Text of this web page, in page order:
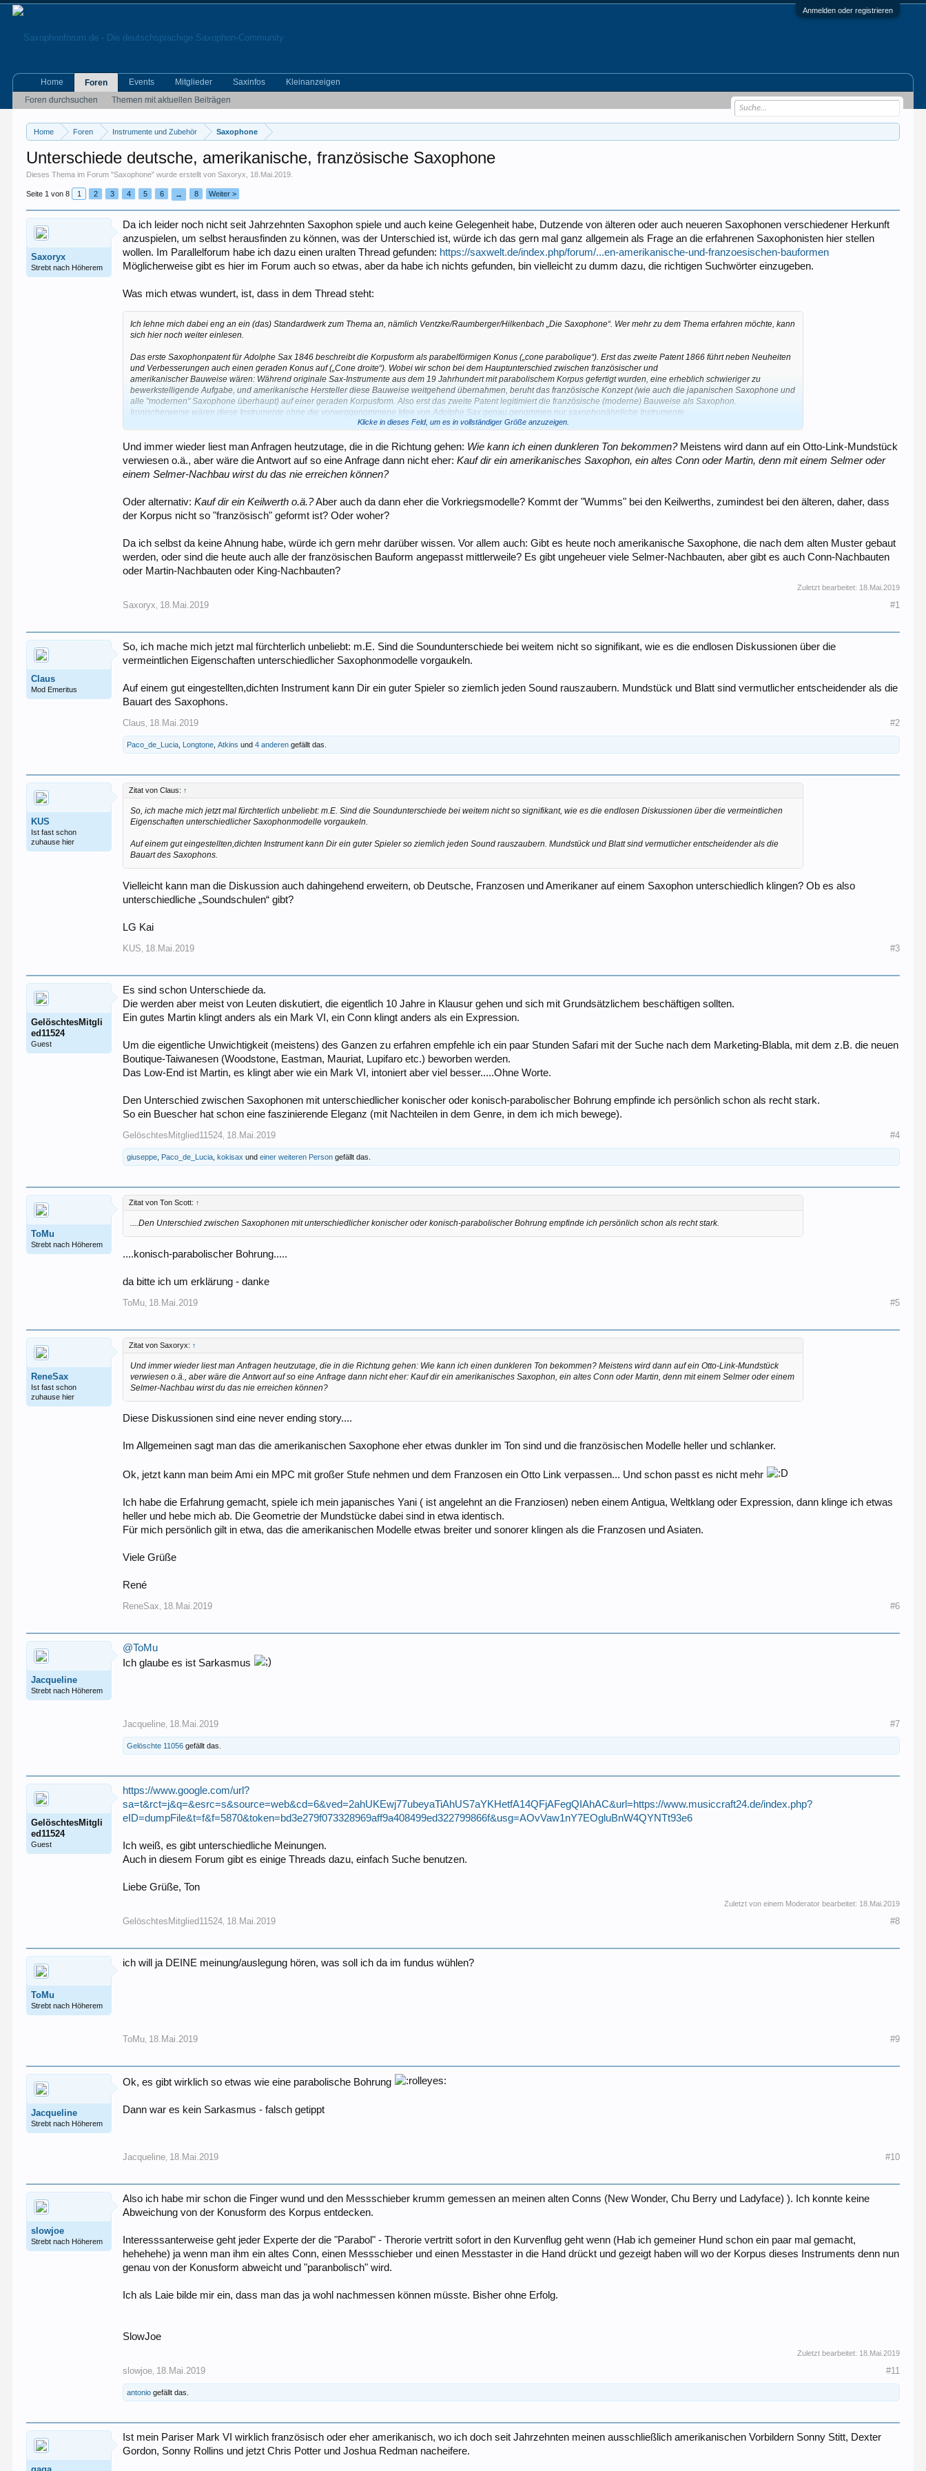
Anmelden oder registrieren
Home Foren Instrumente und Zubehör Saxophone
Unterschiede deutsche, amerikanische, französische Saxophone
Dieses Thema im Forum "Saxophone" wurde erstellt vonSaxoryx 18.Mai.2019
Seite 1 von 8 1 2 3 4 5 6 → 8 Weiter >
Saxoryx
Strebt nach Höherem
Da ich leider noch nicht seit Jahrzehnten Saxophon spiele und auch keine Gelegenheit habe, Dutzende von älteren oder auch neueren Saxophonen verschiedener Herkunft
anzuspielen, um selbst herausfinden zu können, was der Unterschied ist, würde ich das gern mal ganz allgemein als Frage an die erfahrenen Saxophonisten hier stellen
wollen. Im Parallelforum habe ich dazu einen uralten Thread gefunden: https://saxwelt.de/index.php/forum/...en-amerikanische-und-franzoesischen-bauformen
Möglicherweise gibt es hier im Forum auch so etwas, aber da habe ich nichts gefunden, bin vielleicht zu dumm dazu, die richtigen Suchwörter einzugeben.
Was mich etwas wundert, ist, dass in dem Thread steht:
Ich lehne mich dabei eng an ein (das) Standardwerk zum Thema an, nämlich Ventzke/Raumberger/Hilkenbach „Die Saxophone“. Wer mehr zu dem Thema erfahren möchte, kann
sich hier noch weiter einlesen.
Das erste Saxophonpatent für Adolphe Sax 1846 beschreibt die Korpusform als parabelförmigen Konus („cone parabolique“). Erst das zweite Patent 1866 führt neben Neuheiten
und Verbesserungen auch einen geraden Konus auf („Cone droite“). Wobei wir schon bei dem Hauptunterschied zwischen französischer und
amerikanischer Bauweise wären: Während originale Sax-Instrumente aus dem 19 Jahrhundert mit parabolischem Korpus gefertigt wurden, eine erheblich schwieriger zu
bewerkstelligende Aufgabe, und amerikanische Hersteller diese Bauweise weitgehend übernahmen, beruht das französische Konzept (wie auch die japanischen Saxophone und
alle "modernen" Saxophone überhaupt) auf einer geraden Korpusform. Also erst das zweite Patent legitimiert die französische (moderne) Bauweise als Saxophon.
Ironischerweise wären diese Instrumente ohne die vorweggenommene Idee von Adolphe Sax genau genommen nur saxophonähnliche Instrumente.
denen eine parabolische Krümmung in unterschiedlicher Ausprägung, vor allem im unteren Teil des Korpus und im Schallbecher auftritt. Diese ist auch mit bloßem Auge gut zu
erkennen, wenn man das Saxophon von der Seite betrachtet.
Es existiert also nicht nur eine streng parabolische und streng konische Auslegung, sondern unterschiedliche Umsetzungen der Hersteller in den verschiedenen Bereichen der
Schallröhre bei Vintage-Amerikanern, während heute streng konisch gebaut wird.
Wie macht sich dieser konzeptuelle Unterschied in der Praxis bermerkbar? Dazu Ventke/Raumberger/Hilkenbach:
„Es ist eine merkwürdige Tatsache, dass Saxophone aus amerikanischer Produktion (z.B. Buescher, Conn, Martin, Olds, King) eine deutlich andere Tonqualität und Ansprache
in der Tiefe, und einen sehr warmen, direkten, satten und vollen Klang haben, zeichnen sich die französischen Saxophone durch einen etwas distanziert wirkenden, kühleren,
aber sehr farbig glänzenden und in allen Registern besonders ausgeglichenen Ton aus. Offenbar ist das Obertonspektrum bei den französischen Instrumenten etwas reicher;
dadurch ist die Tragfähigkeit des Tons größer als bei den amerikanischen Saxophonen, wenn auch die Tiefe mitunter etwas flach wirkt und nicht so leicht anspricht. Dafür ist die
Höhe besonders strahlend. Der Klang französischer Saxophone verträgt sich besser mit einem Holzbläsersatz, dagegen passen die amerikanischen Saxophone besonders gut in
Klicke in dieses Feld, um es in vollständiger Größe anzuzeigen.
Und immer wieder liest man Anfragen heutzutage, die in die Richtung gehen: Wie kann ich einen dunkleren Ton bekommen?Meistens wird dann auf ein Otto-Link-Mundstück
verwiesen o.ä., aber wäre die Antwort auf so eine Anfrage dann nicht eher:Kauf dir ein amerikanisches Saxophon, ein altes Conn oder Martin, denn mit einem Selmer oder
einem Selmer-Nachbau wirst du das nie erreichen können?
Oder alternativ:Kauf dir ein Keilwerth o.ä.?Aber auch da dann eher die Vorkriegsmodelle? Kommt der "Wumms" bei den Keilwerths, zumindest bei den älteren, daher, dass
der Korpus nicht so "französisch" geformt ist? Oder woher?
Da ich selbst da keine Ahnung habe, würde ich gern mehr darüber wissen. Vor allem auch: Gibt es heute noch amerikanische Saxophone, die nach dem alten Muster gebaut
werden, oder sind die heute auch alle der französischen Bauform angepasst mittlerweile? Es gibt ungeheuer viele Selmer-Nachbauten, aber gibt es auch Conn-Nachbauten
oder Martin-Nachbauten oder King-Nachbauten?
Zuletzt bearbeitet: 18.Mai.2019
Saxoryx 18.Mai.2019 #1
Claus
Mod Emeritus
So, ich mache mich jetzt mal fürchterlich unbeliebt: m.E. Sind die Soundunterschiede bei weitem nicht so signifikant, wie es die endlosen Diskussionen über die
vermeintlichen Eigenschaften unterschiedlicher Saxophonmodelle vorgaukeln.
Auf einem gut eingestellten,dichten Instrument kann Dir ein guter Spieler so ziemlich jeden Sound rauszaubern. Mundstück und Blatt sind vermutlicher entscheidender als die
Bauart des Saxophons.
Claus 18.Mai.2019 #2
Paco_de_Lucia Longtone ,Atkins und4 anderen gefällt das.
KUS
Ist fast schon
zuhause hier
Zitat von Claus: ↑
So, ich mache mich jetzt mal fürchterlich unbeliebt: m.E. Sind die Soundunterschiede bei weitem nicht so signifikant, wie es die endlosen Diskussionen über die vermeintlichen
Eigenschaften unterschiedlicher Saxophonmodelle vorgaukeln.
Auf einem gut eingestellten,dichten Instrument kann Dir ein guter Spieler so ziemlich jeden Sound rauszaubern. Mundstück und Blatt sind vermutlicher entscheidender als die
Bauart des Saxophons.
Vielleicht kann man die Diskussion auch dahingehend erweitern, ob Deutsche, Franzosen und Amerikaner auf einem Saxophon unterschiedlich klingen? Ob es also
unterschiedliche „Soundschulen“ gibt?
LG Kai
KUS 18.Mai.2019 #3
GelöschtesMitgli
ed11524
Guest
Es sind schon Unterschiede da.
Die werden aber meist von Leuten diskutiert, die eigentlich 10 Jahre in Klausur gehen und sich mit Grundsätzlichem beschäftigen sollten.
Ein gutes Martin klingt anders als ein Mark VI, ein Conn klingt anders als ein Expression.
Um die eigentliche Unwichtigkeit (meistens) des Ganzen zu erfahren empfehle ich ein paar Stunden Safari mit der Suche nach dem Marketing-Blabla, mit dem z.B. die neuen
Boutique-Taiwanesen (Woodstone, Eastman, Mauriat, Lupifaro etc.) beworben werden.
Das Low-End ist Martin, es klingt aber wie ein Mark VI, intoniert aber viel besser.....Ohne Worte.
Den Unterschied zwischen Saxophonen mit unterschiedlicher konischer oder konisch-parabolischer Bohrung empfinde ich persönlich schon als recht stark.
So ein Buescher hat schon eine faszinierende Eleganz (mit Nachteilen in dem Genre, in dem ich mich bewege).
GelöschtesMitglied11524 18.Mai.2019 #4
giuseppe Paco_de_Lucia ,kokisax undeiner weiteren Person gefällt das.
ToMu
Strebt nach Höherem
Zitat von Ton Scott: ↑
....Den Unterschied zwischen Saxophonen mit unterschiedlicher konischer oder konisch-parabolischer Bohrung empfinde ich persönlich schon als recht stark.
....konisch-parabolischer Bohrung.....
da bitte ich um erklärung - danke
ToMu 18.Mai.2019 #5
ReneSax
Ist fast schon
zuhause hier
Zitat von Saxoryx: ↑
Und immer wieder liest man Anfragen heutzutage, die in die Richtung gehen: Wie kann ich einen dunkleren Ton bekommen? Meistens wird dann auf ein Otto-Link-Mundstück
verwiesen o.ä., aber wäre die Antwort auf so eine Anfrage dann nicht eher:Kauf dir ein amerikanisches Saxophon, ein altes Conn oder Martin, denn mit einem Selmer oder einem
Selmer-Nachbau wirst du das nie erreichen können?
Diese Diskussionen sind eine never ending story....
Im Allgemeinen sagt man das die amerikanischen Saxophone eher etwas dunkler im Ton sind und die französischen Modelle heller und schlanker.
Ok, jetzt kann man beim Ami ein MPC mit großer Stufe nehmen und dem Franzosen ein Otto Link verpassen... Und schon passt es nicht mehr
Ich habe die Erfahrung gemacht, spiele ich mein japanisches Yani ( ist angelehnt an die Franziosen) neben einem Antigua, Weltklang oder Expression, dann klinge ich etwas
heller und hebe mich ab. Die Geometrie der Mundstücke dabei sind in etwa identisch.
Für mich persönlich gilt in etwa, das die amerikanischen Modelle etwas breiter und sonorer klingen als die Franzosen und Asiaten.
Viele Grüße
René
ReneSax 18.Mai.2019 #6
Jacqueline
Strebt nach Höherem
@ToMu
Ich glaube es ist Sarkasmus
Jacqueline 18.Mai.2019 #7
Gelöschte 11056 gefällt das.
GelöschtesMitgli
ed11524
Guest
https://www.google.com/url?
sa=t&rct=j&q=&esrc=s&source=web&cd=6&ved=2ahUKEwj77ubeyaTiAhUS7aYKHetfA14QFjAFegQIAhAC&url=https://www.musiccraft24.de/index.php?
eID=dumpFile&t=f&f=5870&token=bd3e279f073328969aff9a408499ed322799866f&usg=AOvVaw1nY7EOgluBnW4QYNTt93e6
Ich weiß, es gibt unterschiedliche Meinungen.
Auch in diesem Forum gibt es einige Threads dazu, einfach Suche benutzen.
Liebe Grüße, Ton
Zuletzt von einem Moderator bearbeitet: 18.Mai.2019
GelöschtesMitglied11524 18.Mai.2019 #8
ToMu
Strebt nach Höherem
ich will ja DEINE meinung/auslegung hören, was soll ich da im fundus wühlen?
ToMu 18.Mai.2019 #9
Jacqueline
Strebt nach Höherem
Ok, es gibt wirklich so etwas wie eine parabolische Bohrung
Dann war es kein Sarkasmus - falsch getippt
Jacqueline 18.Mai.2019 #10
slowjoe
Strebt nach Höherem
Also ich habe mir schon die Finger wund und den Messschieber krumm gemessen an meinen alten Conns (New Wonder, Chu Berry und Ladyface) ). Ich konnte keine
Abweichung von der Konusform des Korpus entdecken.
Interesssanterweise geht jeder Experte der die "Parabol" - Therorie vertritt sofort in den Kurvenflug geht wenn (Hab ich gemeiner Hund schon ein paar mal gemacht,
hehehehe) ja wenn man ihm ein altes Conn, einen Messschieber und einen Messtaster in die Hand drückt und gezeigt haben will wo der Korpus dieses Instruments denn nun
genau von der Konusform abweicht und "paranbolisch" wird.
Ich als Laie bilde mir ein, dass man das ja wohl nachmessen können müsste. Bisher ohne Erfolg.
SlowJoe
Zuletzt bearbeitet: 18.Mai.2019
slowjoe 18.Mai.2019 #11
antonio gefällt das.
Ist mein Pariser Mark VI wirklich französisch oder eher amerikanisch, wo ich doch seit Jahrzehnten meinen ausschließlich amerikanischen Vorbildern Sonny Stitt, Dexter
Gordon, Sonny Rollins und jetzt Chris Potter und Joshua Redman nacheifere.
Home
Foren
Foren durchsuchen
Themen mit aktuellen Beiträgen
Events Mitglieder Saxinfos Kleinanzeigen